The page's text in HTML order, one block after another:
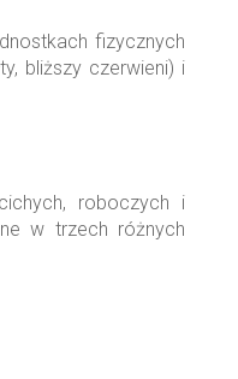
fizycznych
bliższy czerwieni) i
roboczych i
w trzech różnych